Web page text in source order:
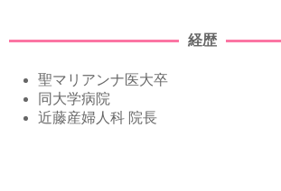
経歴
聖マリアンナ医大卒
同大学病院
近藤産婦人科 院長